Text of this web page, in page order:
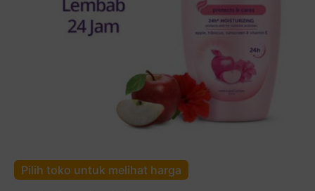
Pilih toko untuk melihat harga